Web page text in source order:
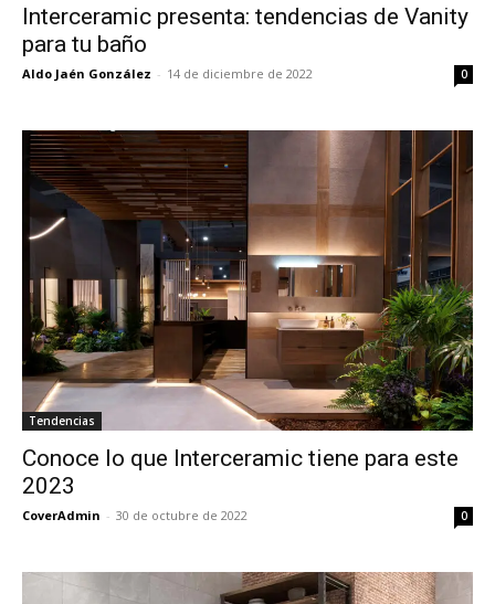
Interceramic presenta: tendencias de Vanity
para tu baño
Aldo Jaén González - 14 de diciembre de 2022 0
Tendencias
Conoce lo que Interceramic tiene para este
2023
CoverAdmin - 30 de octubre de 2022 0